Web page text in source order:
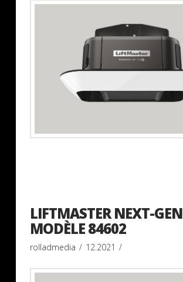
LIFTMASTER NEXT-GEN
MODÈLE 84602
rolladmedia 12.2021